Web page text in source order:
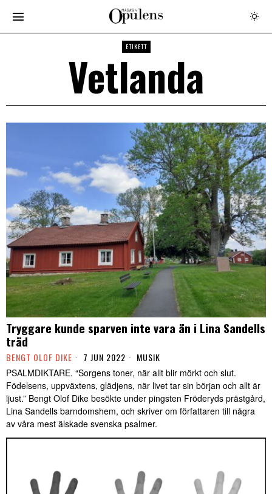
ETIKETT
Vetlanda
Tryggare kunde sparven inte vara än i Lina Sandells
träd
BENGT OLOF DIKE 7 JUN 2022 MUSIK
PSALMDIKTARE. “Sorgens toner, när allt blir mörkt och slut.
Födelsens, uppväxtens, glädjens, när livet tar sin början och allt är
ljust.” Bengt Olof Dike besökte under pingsten Fröderyds prästgård,
Lina Sandells barndomshem, och skriver om författaren till några
av våra mest älskade svenska psalmer.